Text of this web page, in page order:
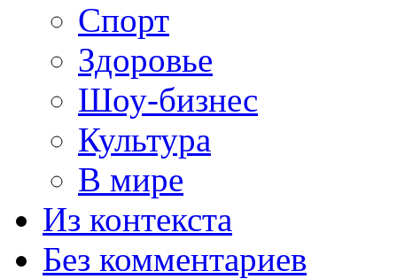
Спорт
Здоровье
Шоу-бизнес
Культура
В мире
Из контекста
Без комментариев